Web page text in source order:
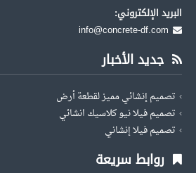
البريد الإلكتروني:
info@concrete-df.com
جديد الأخبار
تصميم إنشائي مميز لقطعة أرض
تصميم فيلا نيو كلاسيك انشائي
تصميم فيلا إنشاني
روابط سريعة